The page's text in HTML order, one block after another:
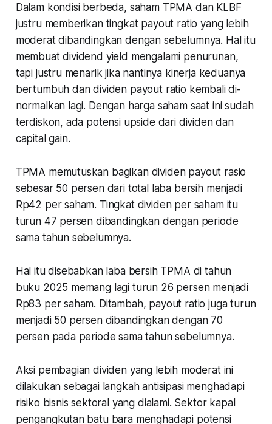
Dalam kondisi berbeda, saham TPMA dan KLBF
justru memberikan tingkat payout ratio yang lebih
moderat dibandingkan dengan sebelumnya. Hal itu
membuat dividend yield mengalami penurunan,
tapi justru menarik jika nantinya kinerja keduanya
bertumbuh dan dividen payout ratio kembali di-
normalkan lagi. Dengan harga saham saat ini sudah
terdiskon, ada potensi upside dari dividen dan
capital gain.
TPMA memutuskan bagikan dividen payout rasio
sebesar 50 persen dari total laba bersih menjadi
Rp42 per saham. Tingkat dividen per saham itu
turun 47 persen dibandingkan dengan periode
sama tahun sebelumnya.
Hal itu disebabkan laba bersih TPMA di tahun
buku 2025 memang lagi turun 26 persen menjadi
Rp83 per saham. Ditambah, payout ratio juga turun
menjadi 50 persen dibandingkan dengan 70
persen pada periode sama tahun sebelumnya.
Aksi pembagian dividen yang lebih moderat ini
dilakukan sebagai langkah antisipasi menghadapi
risiko bisnis sektoral yang dialami. Sektor kapal
pengangkutan batu bara menghadapi potensi